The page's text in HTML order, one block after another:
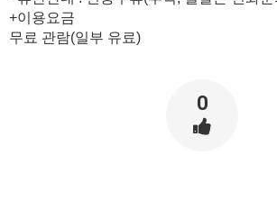
+이용요금
무료 관람(일부 유료)​
0